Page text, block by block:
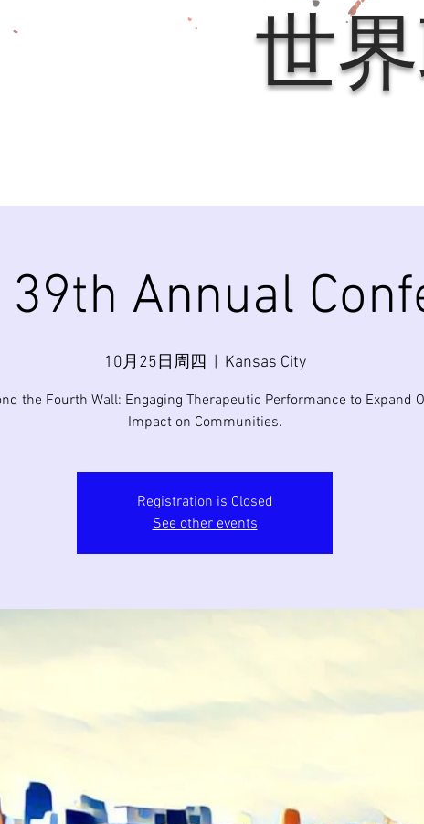
世
39th Annual
10月25日周四 Kansas City
the Fourth Wall: Engaging Therapeutic Performance to Expand
Impact on Communities.
Registration is Closed
See other events